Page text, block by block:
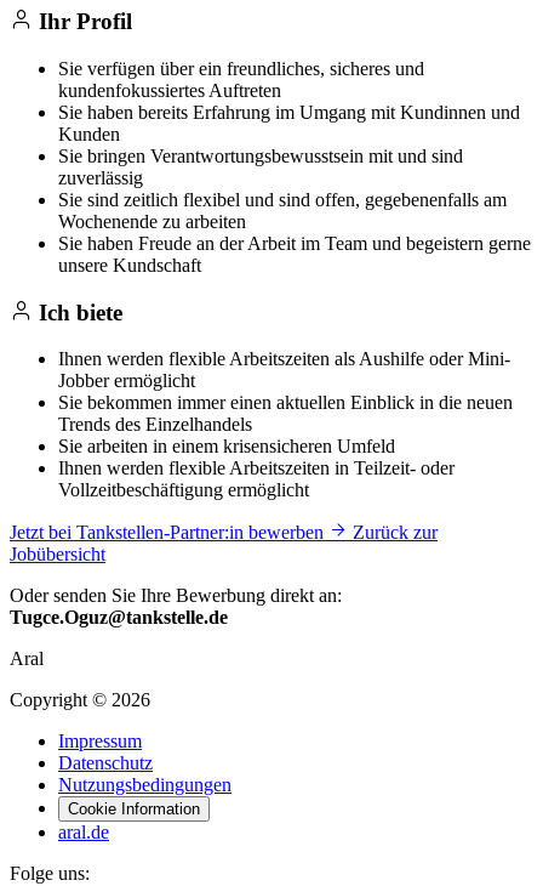
Ihr Profil
Sie verfügen über ein freundliches, sicheres und
kundenfokussiertes Auftreten
Sie haben bereits Erfahrung im Umgang mit Kundinnen und
Kunden
Sie bringen Verantwortungsbewusstsein mit und sind
zuverlässig
Sie sind zeitlich flexibel und sind offen, gegebenenfalls am
Wochenende zu arbeiten
Sie haben Freude an der Arbeit im Team und begeistern gerne
unsere Kundschaft
Ich biete
Ihnen werden flexible Arbeitszeiten als Aushilfe oder Mini-
Jobber ermöglicht
Sie bekommen immer einen aktuellen Einblick in die neuen
Trends des Einzelhandels
Sie arbeiten in einem krisensicheren Umfeld
Ihnen werden flexible Arbeitszeiten in Teilzeit- oder
Vollzeitbeschäftigung ermöglicht
Jetzt bei Tankstellen-Partner:in bewerben
Zurück zur
Jobübersicht
Oder senden Sie Ihre Bewerbung direkt an:
Tugce.Oguz@tankstelle.de
Aral
Copyright © 2026
Impressum
Datenschutz
Nutzungsbedingungen
Cookie Information
aral.de
Folge uns: